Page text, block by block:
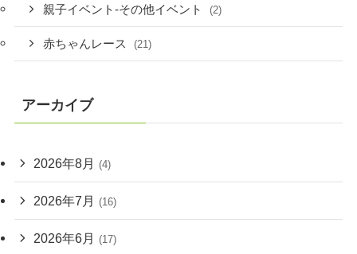
親子イベント-その他イベント (2)
赤ちゃんレース (21)
アーカイブ
2026年8月 (4)
2026年7月 (16)
2026年6月 (17)